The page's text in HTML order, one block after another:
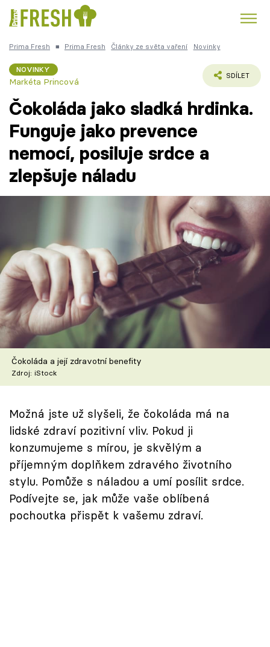
Česká kuchyně
Témata
Recepty
TV Program
Škola vaření
Recepty z TV
Speciál: Cuketa
Těhotnej kuchař
Přihlášení
Sledujte nás
Prima Fresh ■ Prima Fresh Články ze světa vaření Novinky
NOVINKY
Markéta Princová
SDÍLET
Čokoláda jako sladká hrdinka.
Funguje jako prevence
nemocí, posiluje srdce a
zlepšuje náladu
Čokoláda a její zdravotní benefity
Zdroj: iStock
Možná jste už slyšeli, že čokoláda má na
lidské zdraví pozitivní vliv. Pokud ji
konzumujeme s mírou, je skvělým a
příjemným doplňkem zdravého životního
stylu. Pomůže s náladou a umí posílit srdce.
Podívejte se, jak může vaše oblíbená
pochoutka přispět k vašemu zdraví.